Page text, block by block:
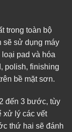
trong toàn bộ
sẽ sử dụng máy
pad và hóa
polish, finishing
bề mặt sơn.
đến 3 bước, tùy
xử lý các vết
thứ hai sẽ đánh